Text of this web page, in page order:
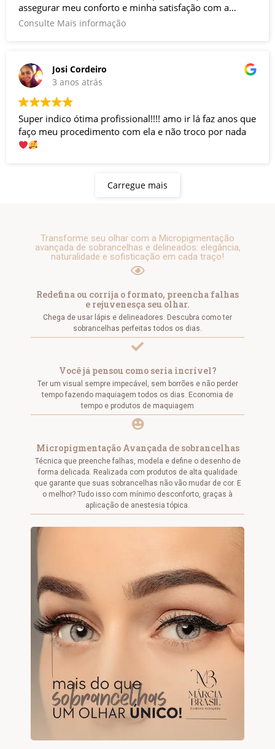
assegurar meu conforto e minha satisfação com a
técnica. Adorei!
Consulte Mais informação
Josi Cordeiro
3 anos atrás
Super indico ótima profissional!!!! amo ir lá faz anos que
faço meu procedimento com ela e não troco por nada
Carregue mais
Transforme seu olhar com a Micropigmentação
avançada de sobrancelhas e delineados: elegância,
naturalidade e sofisticação em cada traço!
Redefina ou corrija o formato, preencha falhas
e rejuvenesça seu olhar.
Chega de usar lápis e delineadores. Descubra como ter
sobrancelhas perfeitas todos os dias.
Você já pensou como seria incrível?
Ter um visual sempre impecável, sem borrões e não perder
tempo fazendo maquiagem todos os dias. Economia de
tempo e produtos de maquiagem
Micropigmentação Avançada de sobrancelhas
Técnica que preenche falhas, modela e define o desenho de
forma delicada. Realizada com produtos de alta qualidade
que garante que suas sobrancelhas não vão mudar de cor. E
o melhor? Tudo isso com mínimo desconforto, graças à
aplicação de anestesia tópica.